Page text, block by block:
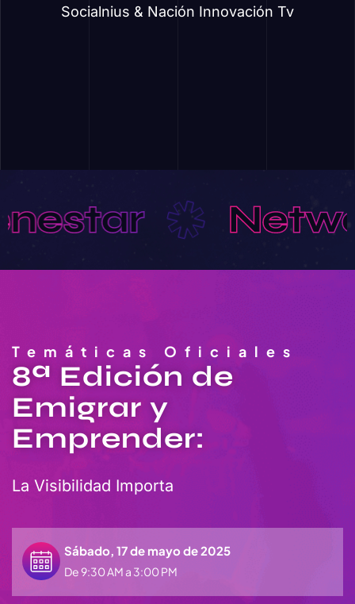
Socialnius & Nación Innovación Tv
Networking
Temáticas Oficiales
8ª Edición de
Emigrar y
Emprender:
La Visibilidad Importa
Sábado, 17 de mayo de 2025
De 9:30 AM a 3:00 PM